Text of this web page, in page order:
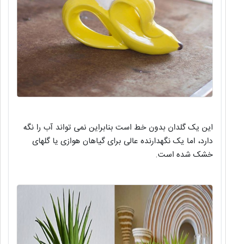
این یک گلدان بدون خط است بنابراین نمی تواند آب را نگه
دارد، اما یک نگهدارنده عالی برای گیاهان هوازی یا گلهای
خشک شده است.